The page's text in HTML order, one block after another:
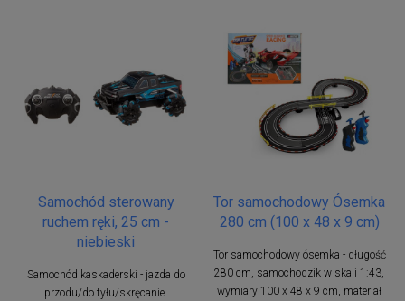
Samochód sterowany
ruchem ręki, 25 cm -
niebieski
Samochód kaskaderski - jazda do
przodu/do tyłu/skręcanie.
Tor samochodowy Ósemka
280 cm (100 x 48 x 9 cm)
Tor samochodowy ósemka - długość
280 cm, samochodzik w skali 1:43,
wymiary 100 x 48 x 9 cm, materiał